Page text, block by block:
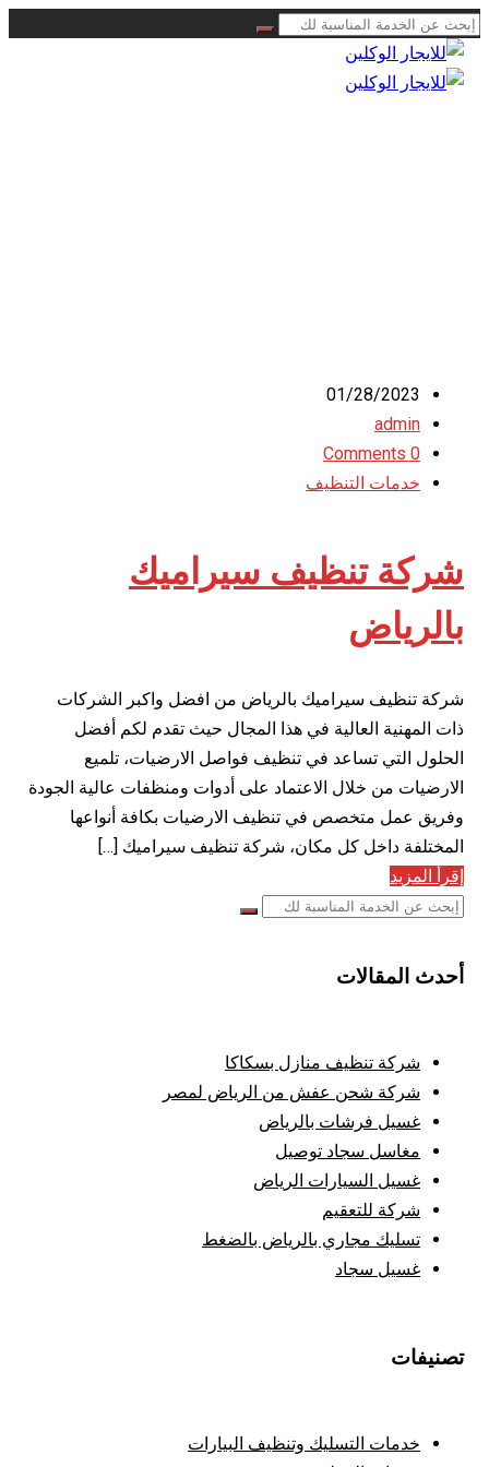
01/28/2023
admin
0 Comments
خدمات التنظيف
شركة تنظيف سيراميك
بالرياض
شركة تنظيف سيراميك بالرياض من افضل واكبر الشركات
ذات المهنية العالية في هذا المجال حيث تقدم لكم أفضل
الحلول التي تساعد في تنظيف فواصل الارضيات، تلميع
الارضيات من خلال الاعتماد على أدوات ومنظفات عالية الجودة
وفريق عمل متخصص في تنظيف الارضيات بكافة أنواعها
المختلفة داخل كل مكان، شركة تنظيف سيراميك […]
إقرأ المزيد
أحدث المقالات
شركة تنظيف منازل بسكاكا
شركة شحن عفش من الرياض لمصر
غسيل فرشات بالرياض
مغاسل سجاد توصيل
غسيل السيارات الرياض
شركة للتعقيم
تسليك مجاري بالرياض بالضغط
غسيل سجاد
تصنيفات
خدمات التسليك وتنظيف البيارات